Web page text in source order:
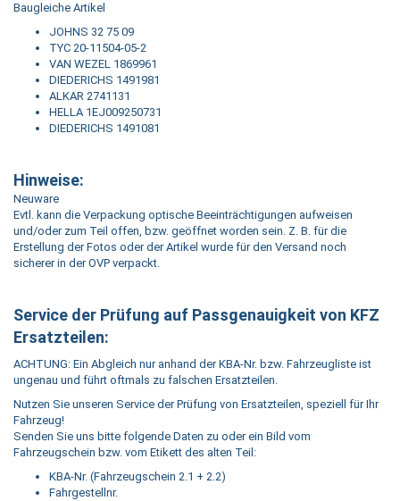
Baugleiche Artikel
JOHNS 32 75 09
TYC 20-11504-05-2
VAN WEZEL 1869961
DIEDERICHS 1491981
ALKAR 2741131
HELLA 1EJ009250731
DIEDERICHS 1491081
Hinweise:
Neuware
Evtl. kann die Verpackung optische Beeinträchtigungen aufweisen
und/oder zum Teil offen, bzw. geöffnet worden sein. Z. B. für die
Erstellung der Fotos oder der Artikel wurde für den Versand noch
sicherer in der OVP verpackt.
Service der Prüfung auf Passgenauigkeit von KFZ
Ersatzteilen:
ACHTUNG: Ein Abgleich nur anhand der KBA-Nr. bzw. Fahrzeugliste ist
ungenau und führt oftmals zu falschen Ersatzteilen.
Nutzen Sie unseren Service der Prüfung von Ersatzteilen, speziell für Ihr
Fahrzeug!
Senden Sie uns bitte folgende Daten zu oder ein Bild vom
Fahrzeugschein bzw. vom Etikett des alten Teil:
KBA-Nr. (Fahrzeugschein 2.1 + 2.2)
Fahrgestellnr.